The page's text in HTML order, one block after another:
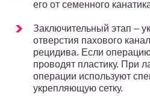
его от семенного
Заключительный этап –
отверстия пахового
рецидива. Если
проводят пластику. При
операции используют
укрепляющую сетку.